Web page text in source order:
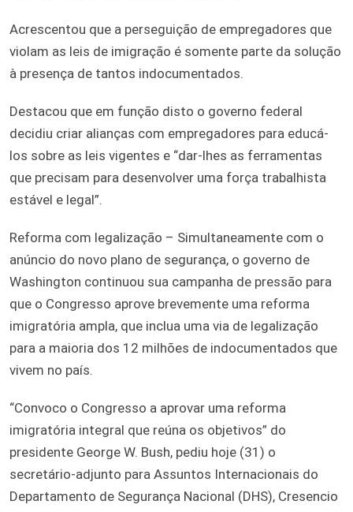
Acrescentou que a perseguição de empregadores que
violam as leis de imigração é somente parte da solução
à presença de tantos indocumentados.
Destacou que em função disto o governo federal
decidiu criar alianças com empregadores para educá-
los sobre as leis vigentes e “dar-lhes as ferramentas
que precisam para desenvolver uma força trabalhista
estável e legal”.
Reforma com legalização – Simultaneamente com o
anúncio do novo plano de segurança, o governo de
Washington continuou sua campanha de pressão para
que o Congresso aprove brevemente uma reforma
imigratória ampla, que inclua uma via de legalização
para a maioria dos 12 milhões de indocumentados que
vivem no país.
“Convoco o Congresso a aprovar uma reforma
imigratória integral que reúna os objetivos” do
presidente George W. Bush, pediu hoje (31) o
secretário-adjunto para Assuntos Internacionais do
Departamento de Segurança Nacional (DHS), Cresencio